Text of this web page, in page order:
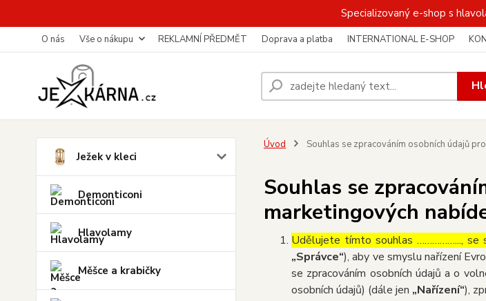
Specializovaný e-shop s
O nás Vše o nákupu REKLAMNÍ PŘEDMĚT Doprava a platba INTERNATIONAL E-SHOP
Ježek v kleci
Demonticoni
Hlavolamy
Měšce a krabičky
Úvod Souhlas se zpracováním osobních údajů
Souhlas se
marketingových
Udělujete tímto souhlas ……………...,
„Správce“), aby ve smyslu nařízení
se zpracováním osobních údajů a o
osobních údajů) (dále jen „Nařízení“),